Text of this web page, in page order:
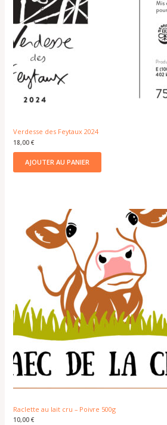
Verdesse des Feytaux 2024
18,00€
AJOUTER AU PANIER
Raclette au lait cru – Poivre 500g
10,00€